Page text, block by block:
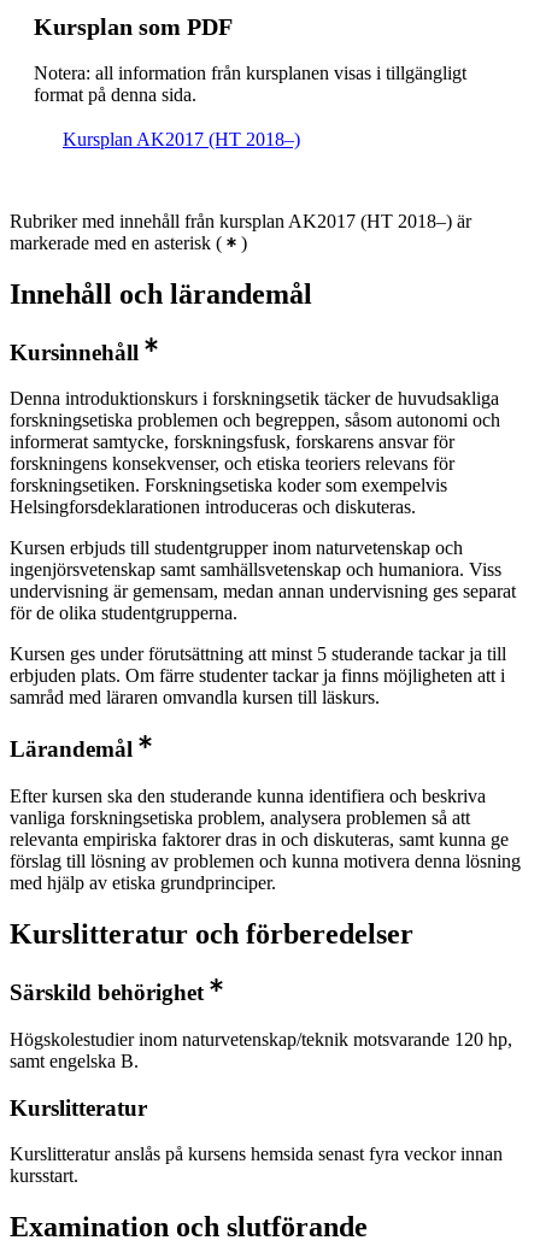
Kursplan som PDF
Notera: all information från kursplanen visas i tillgängligt
format på denna sida.
Kursplan AK2017 (HT 2018–)
Rubriker med innehåll från kursplan AK2017 (HT 2018–) är
markerade med en asterisk ( )
Innehåll och lärandemål
Kursinnehåll
Denna introduktionskurs i forskningsetik täcker de huvudsakliga
forskningsetiska problemen och begreppen, såsom autonomi och
informerat samtycke, forskningsfusk, forskarens ansvar för
forskningens konsekvenser, och etiska teoriers relevans för
forskningsetiken. Forskningsetiska koder som exempelvis
Helsingforsdeklarationen introduceras och diskuteras.
Kursen erbjuds till studentgrupper inom naturvetenskap och
ingenjörsvetenskap samt samhällsvetenskap och humaniora. Viss
undervisning är gemensam, medan annan undervisning ges separat
för de olika studentgrupperna.
Kursen ges under förutsättning att minst 5 studerande tackar ja till
erbjuden plats. Om färre studenter tackar ja finns möjligheten att i
samråd med läraren omvandla kursen till läskurs.
Lärandemål
Efter kursen ska den studerande kunna identifiera och beskriva
vanliga forskningsetiska problem, analysera problemen så att
relevanta empiriska faktorer dras in och diskuteras, samt kunna ge
förslag till lösning av problemen och kunna motivera denna lösning
med hjälp av etiska grundprinciper.
Kurslitteratur och förberedelser
Särskild behörighet
Högskolestudier inom naturvetenskap/teknik motsvarande 120 hp,
samt engelska B.
Kurslitteratur
Kurslitteratur anslås på kursens hemsida senast fyra veckor innan
kursstart.
Examination och slutförande